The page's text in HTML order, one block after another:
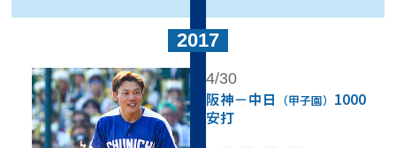
2017
4/30
阪神－中日 （甲子園） 1000
安打